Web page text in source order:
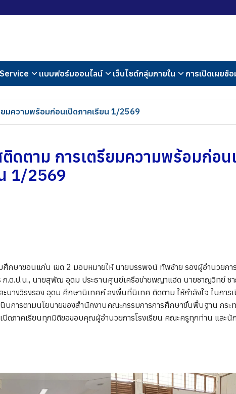
แบบฟอร์มออนไลน์ เว็บไซต์กลุ่มภายใน การเปิดเผยข้
มความพร้อมก่อนเปิดภาคเรียน 1/2569
ตาม การเตรียมความพร้อมก่อน
1/2569
กษาขอนแก่น เขต 2 มอบหมายให้ นายบรรพจน์ ทัพซ้าย รองผู้อำนวยกา
.ต.ป.น., นายสุพัฒ อุดม ประธานศูนย์เครือข่ายพญาแฮด นายชาญวิทย์ ช
งวิรงรอง อุดม ศึกษานิเทศก์ ลงพื้นที่นิเทศ ติดตาม ให้กำลังใจ ในการเ
การตามนโยบายของสํานักงานคณะกรรมการการศึกษาขั้นพื้นฐาน กระ
ดภาคเรียนทุกมิติขอขอบคุณผู้อำนวยการโรงเรียน คณะครูทุกท่าน และ